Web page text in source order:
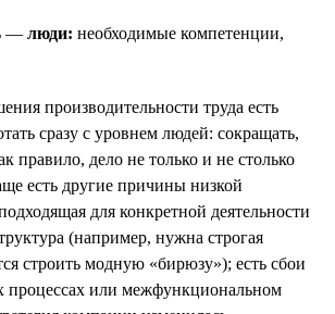
— люди: необходимые компетенции,
производительности труда есть
сразу с уровнем людей: сокращать,
правило, дело не только и не столько
есть другие причины низкой
для конкретной деятельности
(например, нужна строгая
строить модную «бирюзу»); есть сбои
процессах или межфункциональном